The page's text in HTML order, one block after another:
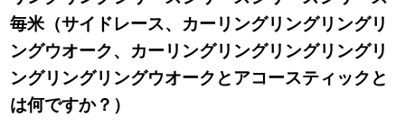
毎米（サイドレース、カーリングリングリングリ
ングウオーク、カーリングリングリングリングリ
ングリングリングウオークとアコースティックと
は何ですか？）